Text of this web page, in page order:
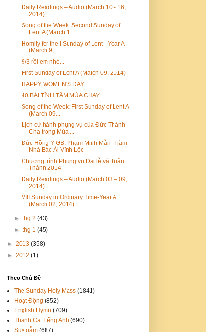
Daily Readings – Audio (March 10 - 16,
2014)
Song of the Week: Second Sunday of
Lent A (March 1...
Homily for the I Sunday of Lent - Year A
(March 9,...
9/3 rồi em nhé...
First Sunday of Lent A (March 09, 2014)
HAPPY WOMEN'S DAY
40 BÀI TĨNH TÂM MÙA CHAY
Song of the Week: First Sunday of Lent A
(March 09...
Lịch cử hành phụng vụ của Đức Thánh
Cha trong Mùa ...
Đức Hồng Y GB. Phạm Minh Mẫn Thăm
Nhà Bác Ái Vĩnh Lộc
Chương trình Phụng vụ Đại lễ và Tuần
Thánh 2014
Daily Readings – Audio (March 03 – 09,
2014)
VIII Sunday in Ordinary Time-Year A
(March 02, 2014)
►thg 2(43)
►thg 1(45)
► 2013 (358)
► 2012 (1)
Theo Chủ Đề
The Sunday Holy Mass (1841)
Hoạt Động (852)
English Hymn (709)
Thánh Ca Tiếng Anh (690)
Suy gẫm (687)